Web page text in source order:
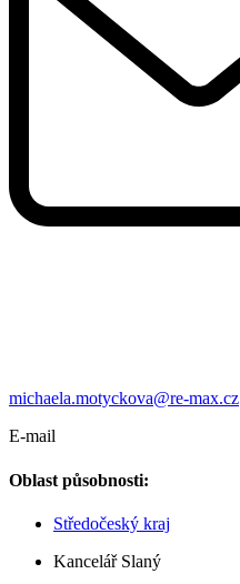
michaela.motyckova@re-max.cz
E-mail
Oblast působnosti:
Středočeský kraj
Kancelář Slaný